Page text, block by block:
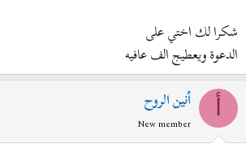
شكرا لك اختي على
الدعوة ويعطيج الف عافيه
أنين الروح
New member